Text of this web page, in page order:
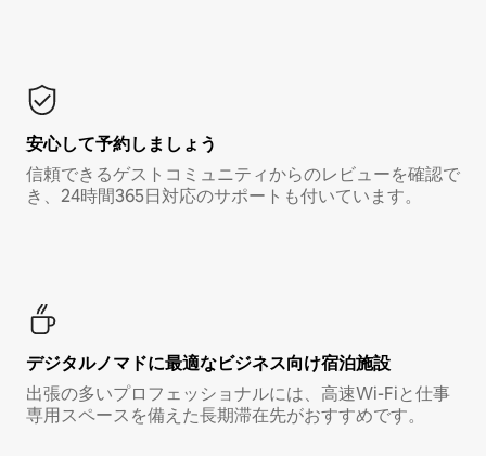
安心して予約しましょう
信頼できるゲストコミュニティからのレビューを確認で
き、24時間365日対応のサポートも付いています。
デジタルノマド⁠に最⁠適⁠なビ⁠ジ⁠ネ⁠ス⁠向⁠け宿⁠泊⁠施⁠設
出張の多いプロフェッショナルには、高速Wi-Fiと仕事
専用スペースを備えた長期滞在先がおすすめです。